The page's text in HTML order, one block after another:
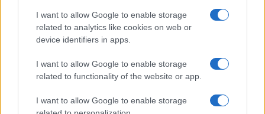
I want to allow Google to enable storage
related to analytics like cookies on web or
device identifiers in apps.
I want to allow Google to enable storage
related to functionality of the website or app.
I want to allow Google to enable storage